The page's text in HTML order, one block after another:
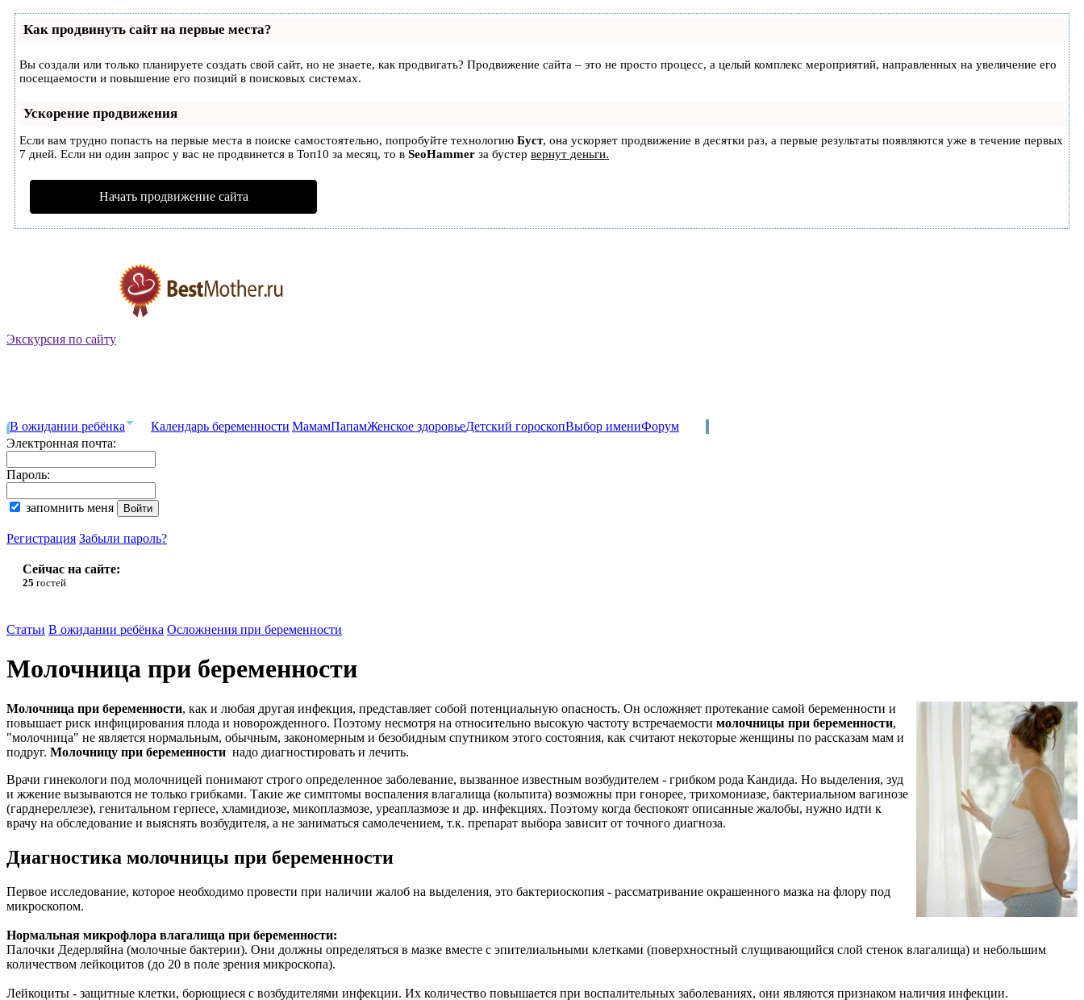
Как продвинуть сайт на первые места?
Вы создали или только планируете создать свой сайт, но не знаете, как продвигать? Продвижение сайта – это не просто процесс, а целый комплекс мероприятий, направленных на увеличение его
посещаемости и повышение его позиций в поисковых системах.
Ускорение продвижения
Если вам трудно попасть на первые места в поиске самостоятельно, попробуйте технологию Буст, она ускоряет продвижение в десятки раз, а первые результаты появляются уже в течение первых
7 дней. Если ни один запрос у вас не продвинется в Топ10 за месяц, то в SeoHammer за бустер вернут деньги.
Начать продвижение сайта
Экскурсия по сайту
В ожидании ребёнка Календарь беременности МамамПапамЖенское здоровьеДетский гороскопВыбор имениФорум
Электронная почта:
Пароль:
запомнить меня
Регистрация Забыли пароль?
Сейчас на сайте:
25 гостей
Статьи В ожидании ребёнка Осложнения при беременности
Молочница при беременности
Молочница при беременности, как и любая другая инфекция, представляет собой потенциальную опасность. Он осложняет протекание самой беременности и
повышает риск инфицирования плода и новорожденного. Поэтому несмотря на относительно высокую частоту встречаемости молочницы при беременности,
"молочница" не является нормальным, обычным, закономерным и безобидным спутником этого состояния, как считают некоторые женщины по рассказам мам и
подруг. Молочницу при беременности надо диагностировать и лечить.
Врачи гинекологи под молочницей понимают строго определенное заболевание, вызванное известным возбудителем - грибком рода Кандида. Но выделения, зуд
и жжение вызываются не только грибками. Такие же симптомы воспаления влагалища (кольпита) возможны при гонорее, трихомониазе, бактериальном вагинозе
(гарднереллезе), генитальном герпесе, хламидиозе, микоплазмозе, уреаплазмозе и др. инфекциях. Поэтому когда беспокоят описанные жалобы, нужно идти к
врачу на обследование и выяснять возбудителя, а не заниматься самолечением, т.к. препарат выбора зависит от точного диагноза.
Диагностика молочницы при беременности
Первое исследование, которое необходимо провести при наличии жалоб на выделения, это бактериоскопия - рассматривание окрашенного мазка на флору под
микроскопом.
Нормальная микрофлора влагалища при беременности:
Палочки Дедерляйна (молочные бактерии). Они должны определяться в мазке вместе с эпителиальными клетками (поверхностный слущивающийся слой стенок влагалища) и небольшим
количеством лейкоцитов (до 20 в поле зрения микроскопа).
Лейкоциты - защитные клетки, борющиеся с возбудителями инфекции. Их количество повышается при воспалительных заболеваниях, они являются признаком наличия инфекции.